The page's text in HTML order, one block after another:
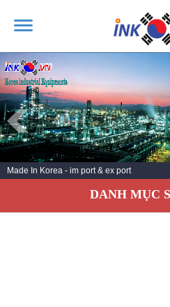
TRANG CHỦ
GIỚI THIỆU
SẢN PHẨM
DỊCH VỤ
TIN TỨC
KHÁCH HÀNG
Made In Korea - im port & ex port
DANH MỤC